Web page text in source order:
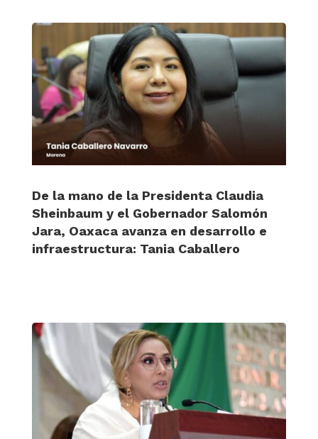
De la mano de la Presidenta Claudia
Sheinbaum y el Gobernador Salomón
Jara, Oaxaca avanza en desarrollo e
infraestructura: Tania Caballero